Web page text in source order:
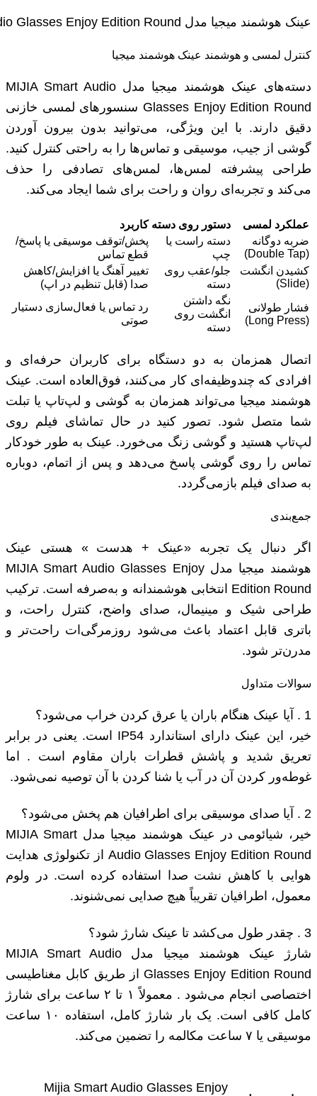
عینک هوشمند میجیا مدل MIJIA Smart Audio Glasses Enjoy Edition Round
کنترل لمسی و هوشمند عینک هوشمند میجیا
دسته‌های عینک هوشمند میجیا مدل MIJIA Smart Audio
Glasses Enjoy Edition Round سنسورهای لمسی خازنی
دقیق دارند. با این ویژگی، می‌توانید بدون بیرون آوردن
گوشی از جیب، موسیقی و تماس‌ها را به راحتی کنترل کنید.
طراحی پیشرفته لمس‌ها، لمس‌های تصادفی را حذف
می‌کند و تجربه‌ای روان و راحت برای شما ایجاد می‌کند.
عملکرد لمسی دستور روی دسته کاربرد
ضربه دوگانه
(Double Tap)
دسته راست یا
چپ
پخش/توقف موسیقی یا پاسخ/
قطع تماس
کشیدن انگشت
(Slide)
جلو/عقب روی
دسته
تغییر آهنگ یا افزایش/کاهش
صدا (قابل تنظیم در اپ)
فشار طولانی
(Long Press)
نگه داشتن
انگشت روی
دسته
رد تماس یا فعال‌سازی دستیار
صوتی
اتصال همزمان به دو دستگاه برای کاربران حرفه‌ای و
افرادی که چندوظیفه‌ای کار می‌کنند، فوق‌العاده است. عینک
هوشمند میجیا می‌تواند همزمان به گوشی و لپ‌تاپ یا تبلت
شما متصل شود. تصور کنید در حال تماشای فیلم روی
لپ‌تاپ هستید و گوشی زنگ می‌خورد. عینک به طور خودکار
تماس را روی گوشی پاسخ می‌دهد و پس از اتمام، دوباره
به صدای فیلم بازمی‌گردد.
جمع‌بندی
اگر دنبال یک تجربه «عینک + هدست » هستی عینک
هوشمند میجیا مدل MIJIA Smart Audio Glasses Enjoy
Edition Round انتخابی هوشمندانه و به‌صرفه است. ترکیب
طراحی شیک و مینیمال، صدای واضح، کنترل راحت، و
باتری قابل اعتماد باعث می‌شود روزمرگی‌ات راحت‌تر و
مدرن‌تر شود.
سوالات متداول
1 . آیا عینک هنگام باران یا عرق کردن خراب می‌شود؟
خیر، این عینک دارای استاندارد IP54 است. یعنی در برابر
تعریق شدید و پاشش قطرات باران مقاوم است . اما
غوطه‌ور کردن آن در آب یا شنا کردن با آن توصیه نمی‌شود.
2 . آیا صدای موسیقی برای اطرافیان هم پخش می‌شود؟
خیر، شیائومی در عینک هوشمند میجیا مدل MIJIA Smart
Audio Glasses Enjoy Edition Round از تکنولوژی هدایت
هوایی با کاهش نشت صدا استفاده کرده است. در ولوم
معمول، اطرافیان تقریباً هیچ صدایی نمی‌شنوند.
3 . چقدر طول می‌کشد تا عینک شارژ شود؟
شارژ عینک هوشمند میجیا مدل MIJIA Smart Audio
Glasses Enjoy Edition Round از طریق کابل مغناطیسی
اختصاصی انجام می‌شود . معمولاً ۱ تا ۲ ساعت برای شارژ
کامل کافی است. یک بار شارژ کامل، استفاده ۱۰ ساعت
موسیقی یا ۷ ساعت مکالمه را تضمین می‌کند.
Mijia Smart Audio Glasses Enjoy